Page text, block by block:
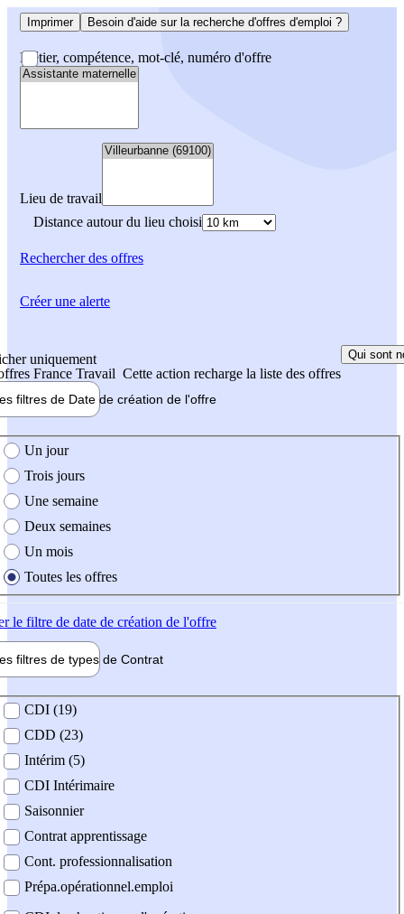
Imprimer Besoin d'aide sur la recherche d'offres d'emploi ?
Métier, compétence, mot-clé, numéro d'offre
Lieu de travail
Distance autour du lieu choisi
Rechercherdes offres
uniquement
France Travail Cette action recharge la liste des offres
Qui sont
filtres de Date de création de l'offre
création de l'offre
Un jour
Trois jours
Une semaine
Deux semaines
Un mois
Toutes les offres
le filtre de date de création de l'offre
filtres de types de Contrat
contrat
CDI (19)
CDD (23)
Intérim (5)
CDI Intérimaire
Saisonnier
Contrat apprentissage
Cont. professionnalisation
Prépa.opérationnel.emploi
Créer une alerte